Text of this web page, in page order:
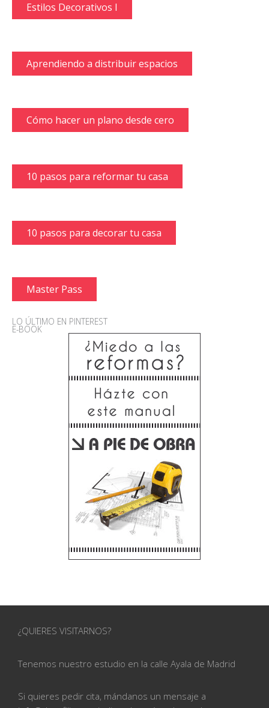
Estilos Decorativos I
Aprendiendo a distribuir espacios
Cómo hacer un plano desde cero
10 pasos para reformar tu casa
10 pasos para decorar tu casa
Master Pass
LO ÚLTIMO EN PINTEREST
E-BOOK
¿QUIERES VISITARNOS?
Tenemos nuestro estudio en la calle Ayala de Madrid
Si quieres pedir cita, mándanos un mensaje a